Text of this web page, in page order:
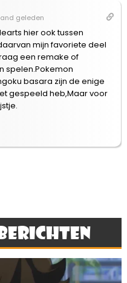
geleden
hier ook tussen
mijn favoriete deel
een remake of
spelen.Pokemon
basara zijn de enige
gespeeld heb,Maar voor